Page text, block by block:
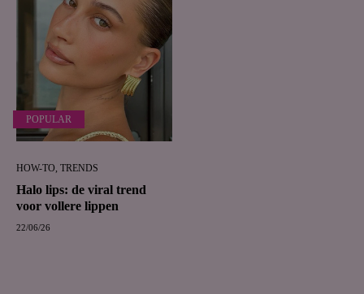
POPULAR
HOW-TO, TRENDS
Halo lips: de viral trend
voor vollere lippen
22/06/26